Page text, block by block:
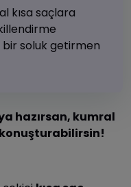
kısa saçlara
soluk getirmen
hazırsan, kumral
konuşturabilirsin!